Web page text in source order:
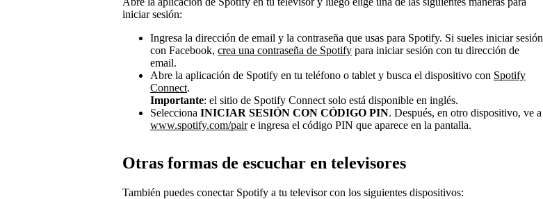
iniciar sesión:
Ingresa la dirección de email y la contraseña que usas para Spotify. Si sueles iniciar sesión
con Facebook, crea una contraseña de Spotify para iniciar sesión con tu dirección de
email.
Abre la aplicación de Spotify en tu teléfono o tablet y busca el dispositivo con Spotify
Connect.
Importante: el sitio de Spotify Connect solo está disponible en inglés.
Selecciona INICIAR SESIÓN CON CÓDIGO PIN. Después, en otro dispositivo, ve a
www.spotify.com/paire ingresa el código PIN que aparece en la pantalla.
Otras formas de escuchar en televisores
También puedes conectar Spotify a tu televisor con los siguientes dispositivos: